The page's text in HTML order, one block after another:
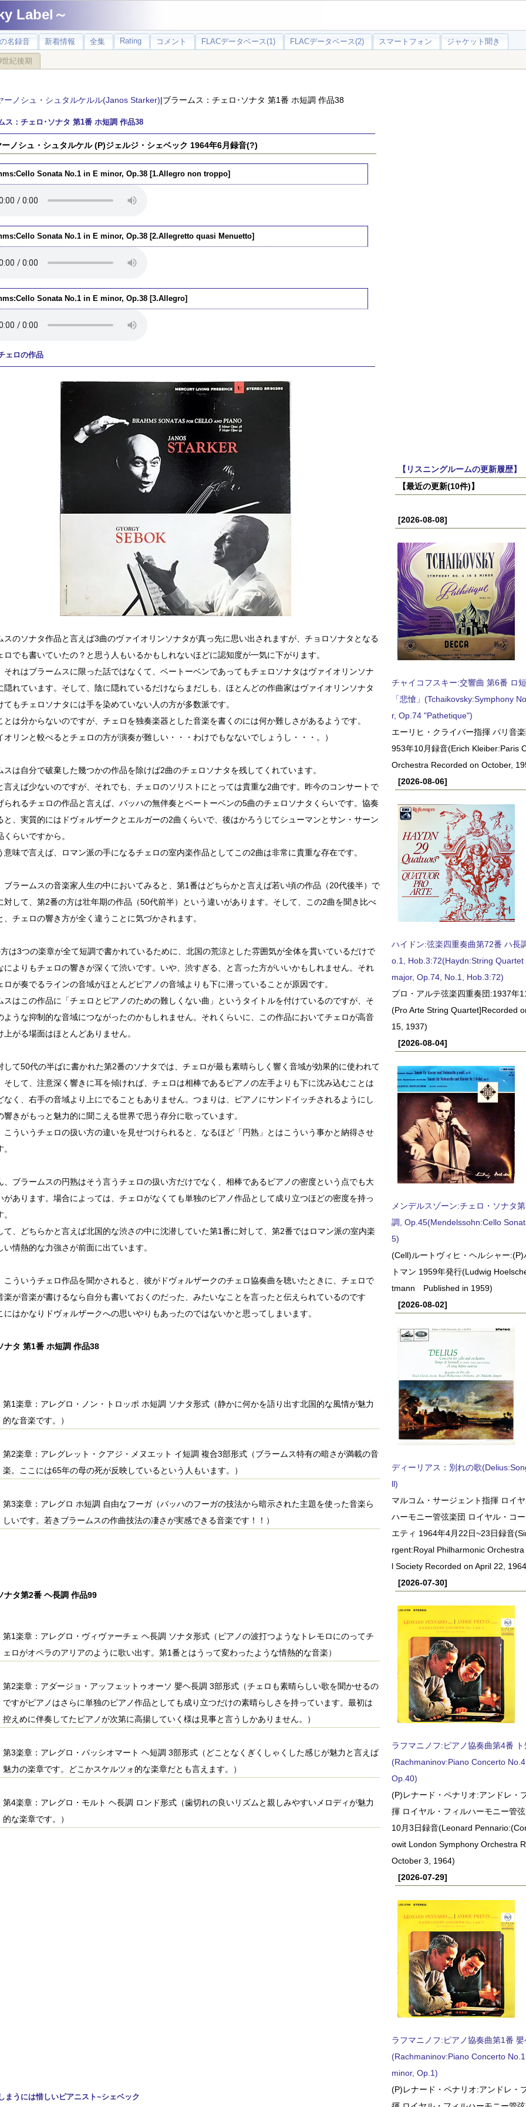
Label～
名録音 新着情報 全集 Rating コメント FLACデータベース(1) FLACデータベース(2) スマートフォン ジャケット聞き
世紀後期
ーノシュ・シュタルケルル(Janos Starker)|ブラームス：チェロ･ソナタ 第1番 ホ短調 作品38
ス：チェロ･ソナタ 第1番 ホ短調 作品38
ノシュ・シュタルケル (P)ジェルジ・シェベック 1964年6月録音(?)
Sonata No.1 in E minor, Op.38 [1.Allegro non troppo]
Sonata No.1 in E minor, Op.38 [2.Allegretto quasi Menuetto]
Sonata No.1 in E minor, Op.38 [3.Allegro]
ェロの作品
スのソナタ作品と言えば3曲のヴァイオリンソナタが真っ先に思い出されますが、チョロソナタとなる
ロでも書いていたの？と思う人もいるかもしれないほどに認知度が一気に下がります。
それはブラームスに限った話ではなくて、ベートーベンであってもチェロソナタはヴァイオリンソナ
隠れています。そして、陰に隠れているだけならまだしも、ほとんどの作曲家はヴァイオリンソナタ
てもチェロソナタには手を染めていない人の方が多数派です。
とは分からないのですが、チェロを独奏楽器とした音楽を書くのには何か難しさがあるようです。
オリンと較べるとチェロの方が演奏が難しい・・・わけでもなないでしょうし・・・。）
スは自分で破棄した幾つかの作品を除けば2曲のチェロソナタを残してくれています。
言えば少ないのですが、それでも、チェロのソリストにとっては貴重な2曲です。昨今のコンサートで
られるチェロの作品と言えば、バッハの無伴奏とベートーベンの5曲のチェロソナタくらいです。協奏
と、実質的にはドヴォルザークとエルガーの2曲くらいで、後はかろうじてシューマンとサン・サーン
くらいですから。
意味で言えば、ロマン派の手になるチェロの室内楽作品としてこの2曲は非常に貴重な存在です。
ブラームスの音楽家人生の中においてみると、第1番はどちらかと言えば若い頃の作品（20代後半）で
対して、第2番の方は壮年期の作品（50代前半）という違いがあります。そして、この2曲を聞き比べ
、チェロの響き方が全く違うことに気づかされます。
は3つの楽章が全て短調で書かれているために、北国の荒涼とした雰囲気が全体を貫いているだけで
によりもチェロの響きが深くて渋いです。いや、渋すぎる、と言った方がいいかもしれません。それ
ロが奏でるラインの音域がほとんどピアノの音域よりも下に潜っていることが原因です。
スはこの作品に「チェロとピアノのための難しくない曲」というタイトルを付けているのですが、そ
ような抑制的な音域につながったのかもしれません。それくらいに、この作品においてチェロが高音
上がる場面はほとんどありません。
して50代の半ばに書かれた第2番のソナタでは、チェロが最も素晴らしく響く音域が効果的に使われて
そして、注意深く響きに耳を傾ければ、チェロは相棒であるピアノの左手よりも下に沈み込むことは
なく、右手の音域より上にでることもありません。つまりは、ピアノにサンドイッチされるようにし
響きがもっと魅力的に聞こえる世界で思う存分に歌っています。
こういうチェロの扱い方の違いを見せつけられると、なるほど「円熟」とはこういう事かと納得させ
、ブラームスの円熟はそう言うチェロの扱い方だけでなく、相棒であるピアノの密度という点でも大
があります。場合によっては、チェロがなくても単独のピアノ作品として成り立つほどの密度を持っ
て、どちらかと言えば北国的な渋さの中に沈潜していた第1番に対して、第2番ではロマン派の室内楽
い情熱的な力強さが前面に出ています。
こういうチェロ作品を聞かされると、彼がドヴォルザークのチェロ協奏曲を聴いたときに、チェロで
楽が音楽が書けるなら自分も書いておくのだった、みたいなことを言ったと伝えられているのです
にはかなりドヴォルザークへの思いやりもあったのではないかと思ってしまいます。
ナタ 第1番 ホ短調 作品38
第1楽章：アレグロ・ノン・トロッポ ホ短調 ソナタ形式（静かに何かを語り出す北国的な風情が魅力
的な音楽です。）
第2楽章：アレグレット・クアジ・メヌエット イ短調 複合3部形式（ブラームス特有の暗さが満載の音
楽。ここには65年の母の死が反映しているという人もいます。）
第3楽章：アレグロ ホ短調 自由なフーガ（バッハのフーガの技法から暗示された主題を使った音楽ら
しいです。若きブラームスの作曲技法の凄さが実感できる音楽です！！）
ナタ第2番 ヘ長調 作品99
第1楽章：アレグロ・ヴィヴァーチェ ヘ長調 ソナタ形式（ピアノの波打つようなトレモロにのってチ
ェロがオペラのアリアのように歌い出す。第1番とはうって変わったような情熱的な音楽）
第2楽章：アダージョ・アッフェットゥオーソ 嬰ヘ長調 3部形式（チェロも素晴らしい歌を聞かせるの
ですがピアノはさらに単独のピアノ作品としても成り立つだけの素晴らしさを持っています。最初は
控えめに伴奏してたピアノが次第に高揚していく様は見事と言うしかありません。）
第3楽章：アレグロ・パッシオマート ヘ短調 3部形式（どことなくぎくしゃくした感じが魅力と言えば
魅力の楽章です。どこかスケルツォ的な楽章だとも言えます。）
第4楽章：アレグロ・モルト ヘ長調 ロンド形式（歯切れの良いリズムと親しみやすいメロディが魅力
的な楽章です。）
まうには惜しいピアニスト~シェベック
【リスニングルームの更新履歴】
【最近の更新(10件)】
[2026-08-08]
チャイコフスキー:交響曲 第6番 ロ
「悲愴」(Tchaikovsky:Symphony
r, Op.74 "Pathetique")
エーリヒ・クライバー指揮 パリ音
953年10月録音(Erich Kleiber:Paris
Orchestra Recorded on October,
[2026-08-06]
ハイドン:弦楽四重奏曲第72番 ハ長
o.1, Hob.3:72(Haydn:String Quartet
major, Op.74, No.1, Hob.3:72)
プロ・アルテ弦楽四重奏団:1937年
(Pro Arte String Quartet]Recorded
15, 1937)
[2026-08-04]
メンデルスゾーン:チェロ・ソナタ
調, Op.45(Mendelssohn:Cello
5)
(Cell)ルートヴィヒ・ヘルシャー
トマン 1959年発行(Ludwig
tmann Published in 1959)
[2026-08-02]
ディーリアス：別れの歌
ll)
マルコム・サージェント指揮 ロイ
ハーモニー管弦楽団 ロイヤル・コ
エティ 1964年4月22日~23日録音
rgent:Royal Philharmonic
l Society Recorded on April 22,
[2026-07-30]
ラフマニノフ:ピアノ協奏曲第4番
(Rachmaninov:Piano Concerto
Op.40)
(P)レナード・ペナリオ:アンドレ・
揮 ロイヤル・フィルハーモニー管
10月3日録音(Leonard
owit London Symphony Orchestra
October 3, 1964)
[2026-07-29]
ラフマニノフ:ピアノ協奏曲第1番
(Rachmaninov:Piano Concerto
minor, Op.1)
(P)レナード・ペナリオ:アンドレ・